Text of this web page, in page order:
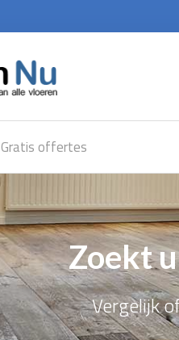
Gratis offertes
Zoekt
Vergelijk